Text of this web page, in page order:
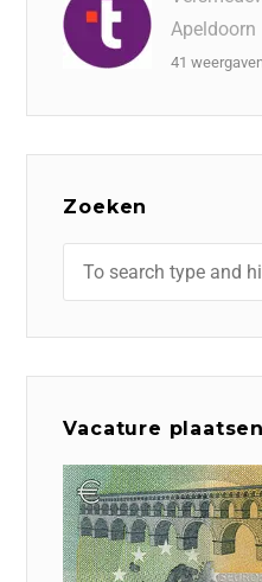
Apeldoorn
41
Zoeken
Vacature plaatsen